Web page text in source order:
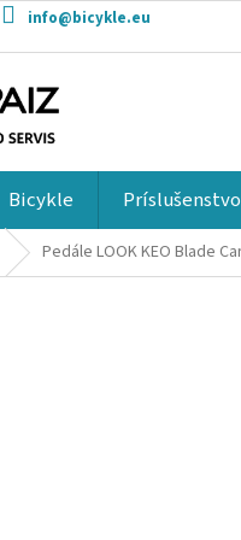
info@bicykle.eu
Bicykle Príslušenstvo
Pedále LOOK KEO Blade